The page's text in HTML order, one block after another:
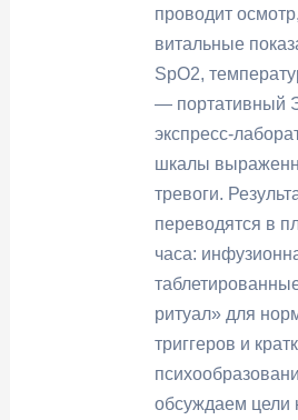
проводит
витальные
SpO2,
— портативный
экспресс-
шкалы
тревоги.
переводятся в
часа:
ритуал» для
триггеров и
обсуждаем цели